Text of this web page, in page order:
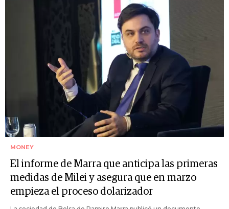
MONEY
El informe de Marra que anticipa las primeras
medidas de Milei y asegura que en marzo
empieza el proceso dolarizador